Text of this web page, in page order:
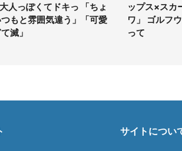
人っぽくてドキっ 「ちょ
もと雰囲気違う」「可愛
滅」
ップス×スカ
ワ」 ゴルフ
って
サイトについ